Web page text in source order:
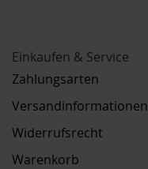
Einkaufen & Service
Zahlungsarten
Versandinformationen
Widerrufsrecht
Warenkorb